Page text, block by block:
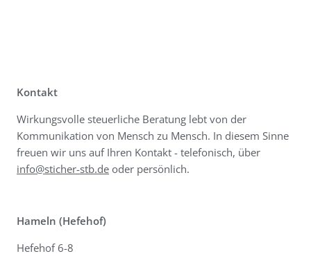
Kontakt
Wirkungsvolle steuerliche Beratung lebt von der
Kommunikation von Mensch zu Mensch. In diesem Sinne
freuen wir uns auf Ihren Kontakt - telefonisch, über
info@sticher-stb.de oder persönlich.
Hameln (Hefehof)
Hefehof 6-8